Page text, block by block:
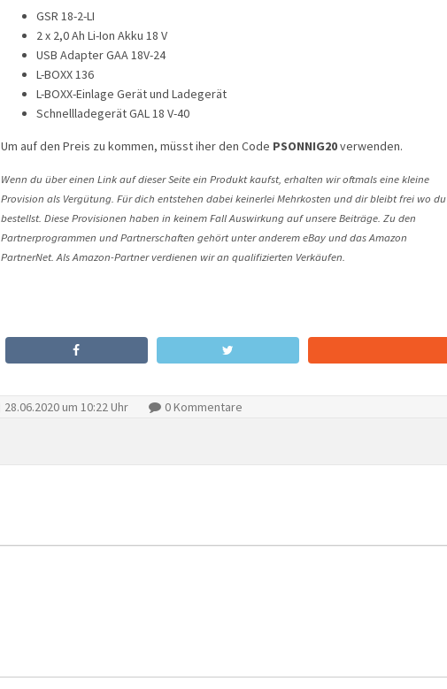
GSR 18-2-LI
2 x 2,0 Ah Li-Ion Akku 18 V
USB Adapter GAA 18V-24
L-BOXX 136
L-BOXX-Einlage Gerät und Ladegerät
Schnellladegerät GAL 18 V-40
Um auf den Preis zu kommen, müsst iher den Code PSONNIG20verwenden.
Wenn du über einen Link auf dieser Seite ein Produkt kaufst, erhalten wir oftmals eine kleine
Provision als Vergütung. Für dich entstehen dabei keinerlei Mehrkosten und dir bleibt frei wo du
bestellst. Diese Provisionen haben in keinem Fall Auswirkung auf unsere Beiträge. Zu den
Partnerprogrammen und Partnerschaften gehört unter anderem eBay und das Amazon
PartnerNet. Als Amazon-Partner verdienen wir an qualifizierten Verkäufen.
28.06.2020 um 10:22 Uhr 0 Kommentare